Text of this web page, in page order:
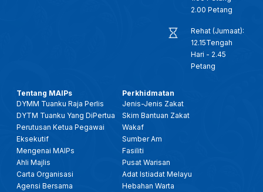
2.00 Petang
Rehat (Jumaat):
12.15Tengah
Hari - 2.45
Petang
Tentang MAIPs
DYMM Tuanku Raja Perlis
DYTM Tuanku Yang DiPertua
Perutusan Ketua Pegawai
Eksekutif
Mengenai MAIPs
Ahli Majlis
Carta Organisasi
Agensi Bersama
Perkhidmatan
Jenis-Jenis Zakat
Skim Bantuan Zakat
Wakaf
Sumber Am
Fasiliti
Pusat Warisan
Adat Istiadat Melayu
Hebahan Warta